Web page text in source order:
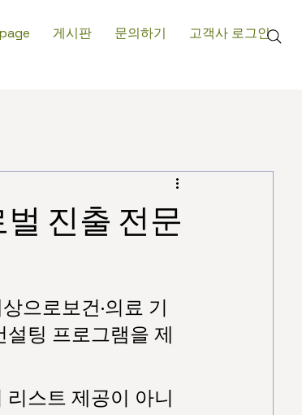
게시판 문의하기 고객사 로그인
진출 전문
으로보건·의료 기
팅 프로그램을 제
스트 제공이 아니